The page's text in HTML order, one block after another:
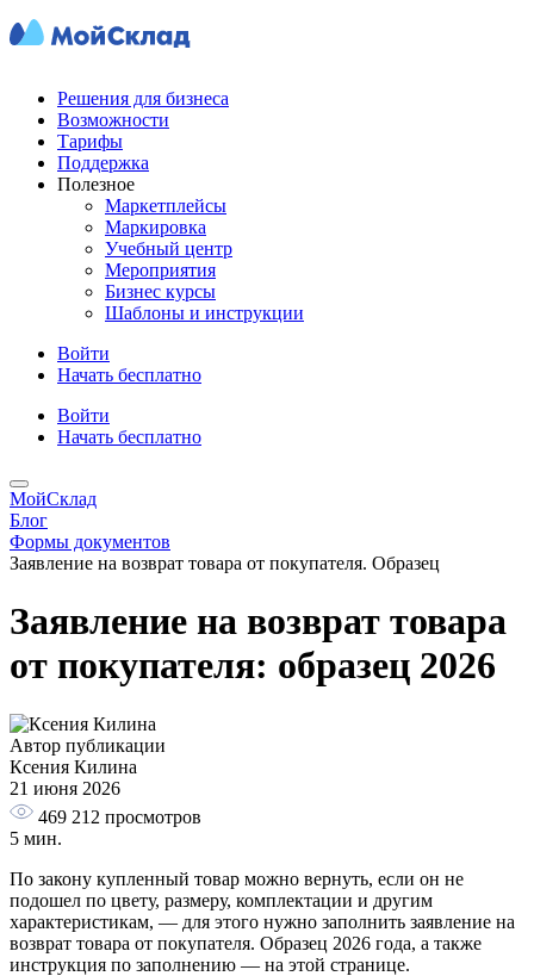
Решения для бизнеса
Возможности
Тарифы
Поддержка
Полезное
Маркетплейсы
Маркировка
Учебный центр
Мероприятия
Бизнес курсы
Шаблоны и инструкции
Войти
Начать бесплатно
Войти
Начать бесплатно
МойСклад
Блог
Формы документов
Заявление на возврат товара от покупателя. Образец
Заявление на возврат товара
от покупателя: образец 2026
Автор публикации
Ксения Килина
21 июня 2026
469 212 просмотров
5 мин.
По закону купленный товар можно вернуть, если он не
подошел по цвету, размеру, комплектации и другим
характеристикам, — для этого нужно заполнить заявление на
возврат товара от покупателя. Образец 2026 года, а также
инструкция по заполнению — на этой странице.